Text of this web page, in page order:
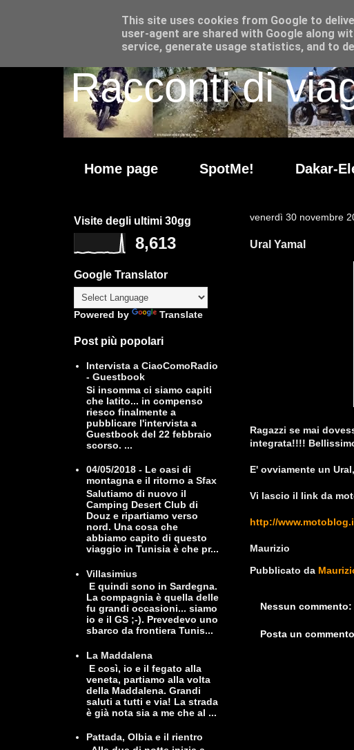
Racconti di
Home page SpotMe! Dakar-
venerdì 30 novembre
Ural Yamal
Ragazzi se mai
integrata!!!!
E' ovviamente un
Vi lascio il link da
http://
Maurizio
Pubblicato da
Nessun commento:
Posta un commento
Visite degli ultimi 30gg
8,613
Google Translator
Powered by Translate
Post più popolari
Intervista a CiaoComoRadio
- Guestbook
Si insomma ci siamo capiti
che latito... in compenso
riesco finalmente a
pubblicare l'intervista a
Guestbook del 22 febbraio
scorso. ...
04/05/2018 - Le oasi di
montagna e il ritorno a Sfax
Salutiamo di nuovo il
Camping Desert Club di
Douz e ripartiamo verso
nord. Una cosa che
abbiamo capito di questo
viaggio in Tunisia è che pr...
Villasimius
E quindi sono in Sardegna.
La compagnia è quella delle
fu grandi occasioni... siamo
io e il GS ;-). Prevedevo uno
sbarco da frontiera Tunis...
La Maddalena
E così, io e il fegato alla
veneta, partiamo alla volta
della Maddalena. Grandi
saluti a tutti e via! La strada
è già nota sia a me che al ...
Pattada, Olbia e il rientro
This site uses cookies from Google to
user-agent are shared with Google along
service, generate usage statistics, and to